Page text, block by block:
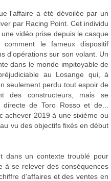
l'affaire a été dévoilée par un
par Racing Point. Cet individu
vidéo prise depuis le casque
le fameux dispositif
d'opérations sur son volant. Un
dans le monde impitoyable de
au Losange qui, à
seulement perdu tout espoir de
des constructeurs, mais se
de Toro Rosso et de...
achever 2019 à une sixième ou
vu des objectifs fixés en début
dans un contexte troublé pour
à se relever des conséquences
d'affaires et des ventes en